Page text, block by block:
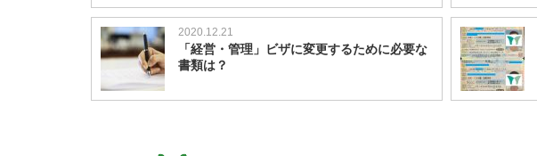
2020.12.21
「経営・管理」ビザに変更するために必要な
書類は？